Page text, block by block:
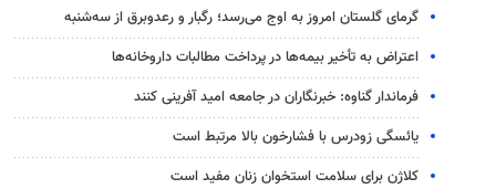
گرمای گلستان امروز به اوج می‌رسد؛ رگبار و رعدوبرق از سه‌شنبه
اعتراض به تأخیر بیمه‌ها در پرداخت مطالبات داروخانه‌ها
فرماندار گناوه: خبرنگاران در جامعه امید آفرینی کنند
یائسگی زودرس با فشارخون بالا مرتبط است
کلاژن برای سلامت استخوان زنان مفید است